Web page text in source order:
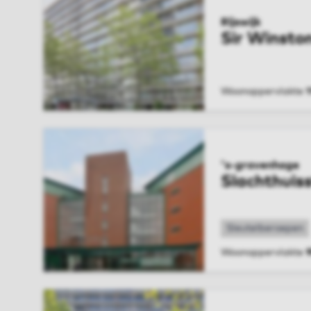
Sir
Rijswijk
Woonoppervlakte
's-gravenhage
Sleutelberoepen
Woonoppervlakte